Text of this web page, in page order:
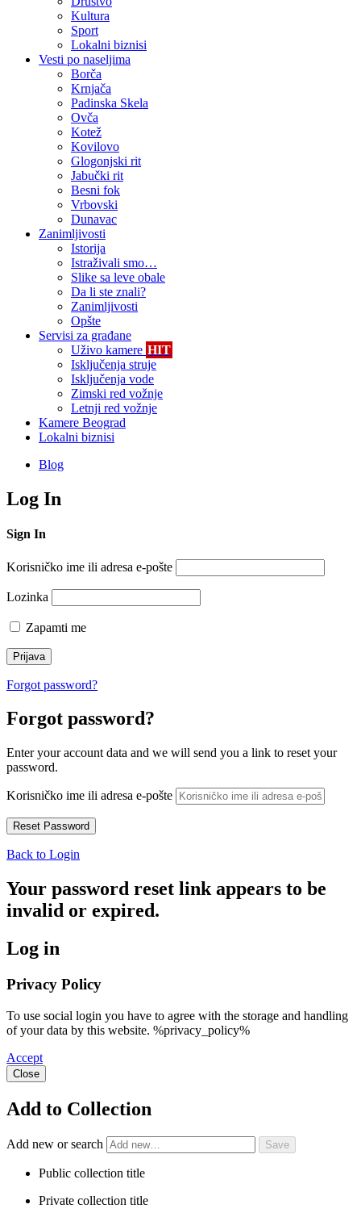
Kultura
Sport
Lokalni biznisi
Vesti po naseljima
Borča
Krnjača
Padinska Skela
Ovča
Kotež
Kovilovo
Glogonjski rit
Jabučki rit
Besni fok
Vrbovski
Dunavac
Zanimljivosti
Istorija
Istraživali smo…
Slike sa leve obale
Da li ste znali?
Zanimljivosti
Opšte
Servisi za građane
Uživo kamere HIT
Isključenja struje
Isključenja vode
Zimski red vožnje
Letnji red vožnje
Kamere Beograd
Lokalni biznisi
Blog
Log In
Sign In
Korisničko ime ili adresa e-pošte
Lozinka
Zapamti me
Forgot password?
Forgot password?
Enter your account data and we will send you a link to reset your
password.
Korisničko ime ili adresa e-pošte
Back to Login
Your password reset link appears to be
invalid or expired.
Log in
Privacy Policy
To use social login you have to agree with the storage and handling
of your data by this website. %privacy_policy%
Accept
Close
Add to Collection
Add new or search
Public collection title
Private collection title